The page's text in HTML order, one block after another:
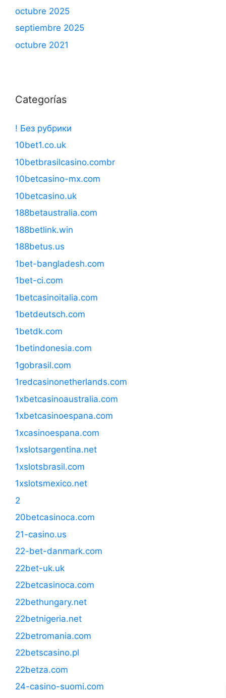
octubre 2025
septiembre 2025
octubre 2021
Categorías
! Без рубрики
10bet1.co.uk
10betbrasilcasino.combr
10betcasino-mx.com
10betcasino.uk
188betaustralia.com
188betlink.win
188betus.us
1bet-bangladesh.com
1bet-ci.com
1betcasinoitalia.com
1betdeutsch.com
1betdk.com
1betindonesia.com
1gobrasil.com
1redcasinonetherlands.com
1xbetcasinoaustralia.com
1xbetcasinoespana.com
1xcasinoespana.com
1xslotsargentina.net
1xslotsbrasil.com
1xslotsmexico.net
2
20betcasinoca.com
21-casino.us
22-bet-danmark.com
22bet-uk.uk
22betcasinoca.com
22bethungary.net
22betnigeria.net
22betromania.com
22betscasino.pl
22betza.com
24-casino-suomi.com